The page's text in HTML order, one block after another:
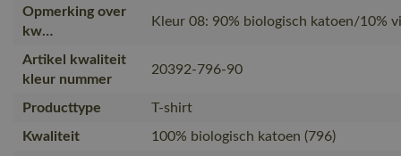
Opmerking over
kw…
Kleur 08: 90% biologisch katoen/10%
Artikel kwaliteit
kleur nummer
20392-796-90
Producttype
T-shirt
Kwaliteit
100% biologisch katoen (796)